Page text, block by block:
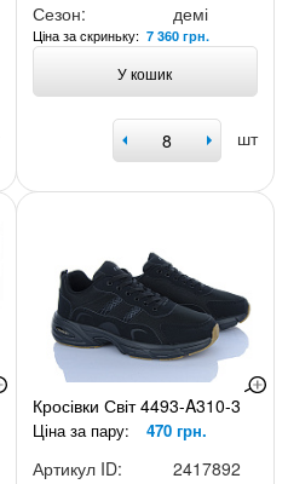
Сезон:
демі
Ціна за скриньку:7 360 грн.
У кошик
шт
Кросівки Світ 4493-A310-3
Ціна за пару: 470 грн.
Артикул ID:
2417892